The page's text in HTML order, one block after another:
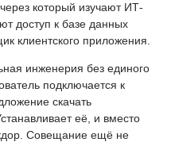
который изучают ИТ-
доступ к базе данных
клиентского приложения.
инженерия без единого
подключается к
скачать
её, и вместо
Совещание ещё не